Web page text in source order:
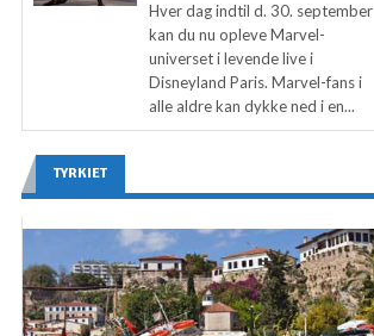
Hver dag indtil d. 30. september
kan du nu opleve Marvel-
universet i levende live i
Disneyland Paris. Marvel-fans i
alle aldre kan dykke ned i en...
TYRKIET